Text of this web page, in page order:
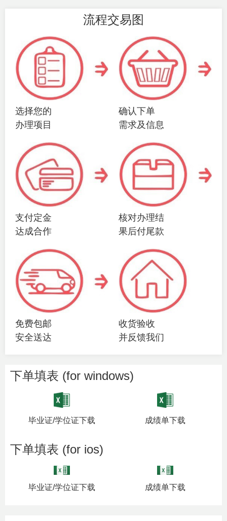
流程交易图
选择您的
办理项目
确认下单
需求及信息
支付定金
达成合作
核对办理结
果后付尾款
免费包邮
安全送达
收货验收
并反馈我们
下单填表 (for windows)
毕业证/学位证下载 成绩单下载
下单填表 (for ios)
毕业证/学位证下载 成绩单下载